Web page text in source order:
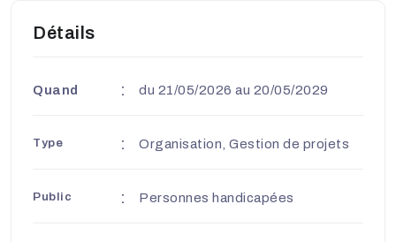
Détails
Quand du 21/05/2026 au 20/05/2029
Type Organisation, Gestion de projets
Public Personnes handicapées